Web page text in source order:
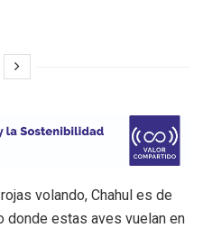
volando, Chahul es de
donde estas aves vuelan en